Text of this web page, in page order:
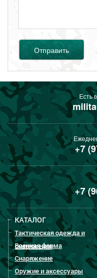
Отправить
Есть
+7
+7
КАТАЛОГ
Тактическая одежда и
снаряжение
Военная форма
Снаряжение
Оружие и аксессуары